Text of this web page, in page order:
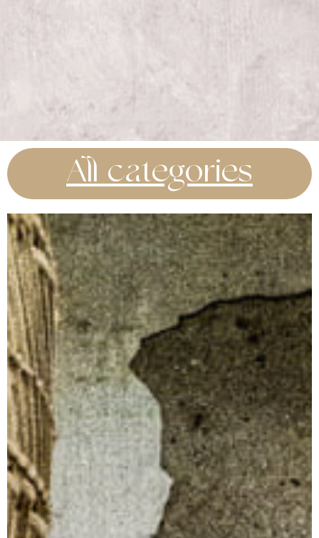
All categories